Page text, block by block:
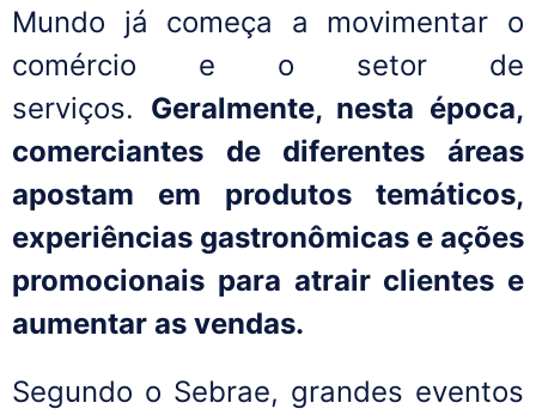
Mundo já começa a movimentar o
comércio e o setor de
serviços. Geralmente, nesta época,
comerciantes de diferentes áreas
apostam em produtos temáticos,
experiências gastronômicas e ações
promocionais para atrair clientes e
aumentar as vendas.
Segundo o Sebrae, grandes eventos